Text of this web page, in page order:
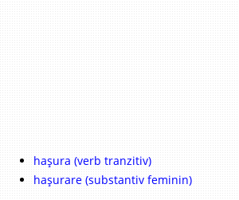
hașura (verb tranzitiv)
hașurare (substantiv feminin)